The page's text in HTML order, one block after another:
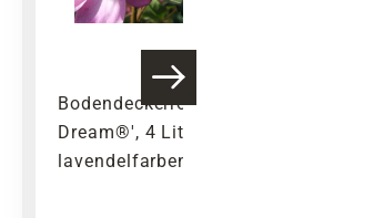
Bodendeckerrose 'Lavender
Dream®', 4 Liter Topf,
lavendelfarben